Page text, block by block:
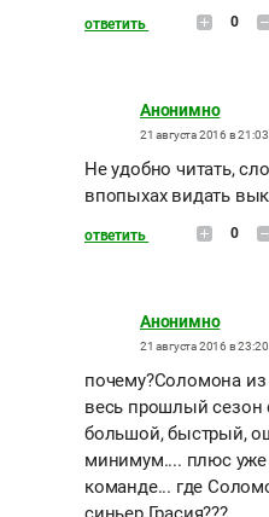
ответить 0
Анонимно
21 августа 2016 в 21:03
Не удобно читать,
впопыхах видать
ответить 0
Анонимно
21 августа 2016 в 23:20
почему?Соломона
весь прошлый сезон
большой, быстрый,
минимум.... плюс уже
команде... где